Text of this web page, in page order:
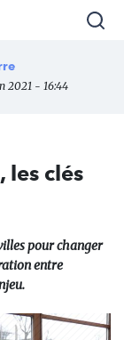
2021 - 16:44
les clés
pour changer
entre